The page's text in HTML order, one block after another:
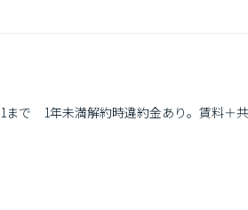
まで　1年未満解約時違約金あり。賃料＋